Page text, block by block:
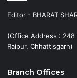
Editor - BHARAT
(Office Address : 248
Raipur, Chhattisgarh)
Branch Offices